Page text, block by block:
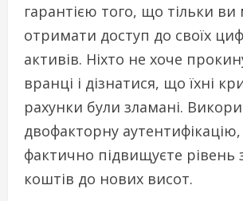
гарантією того, що тільки
отримати доступ до своїх
активів. Ніхто не хоче
вранці і дізнатися, що їхні
рахунки були зламані.
двофакторну
фактично підвищуєте рівень
коштів до нових висот.